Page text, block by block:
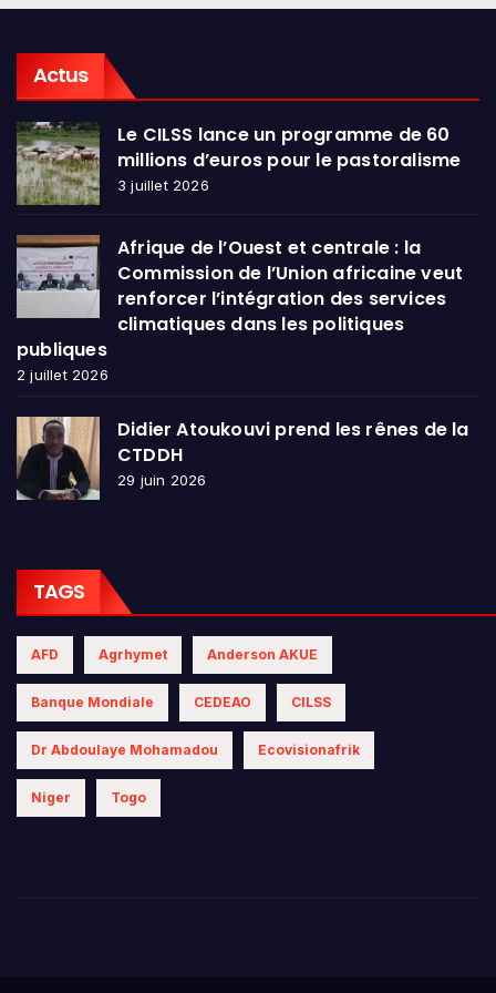
Actus
Le CILSS lance un programme de 60
millions d’euros pour le pastoralisme
3 juillet 2026
Afrique de l’Ouest et centrale : la
Commission de l’Union africaine veut
renforcer l’intégration des services
climatiques dans les politiques
publiques
2 juillet 2026
Didier Atoukouvi prend les rênes de la
CTDDH
29 juin 2026
TAGS
AFD Agrhymet Anderson AKUE
Banque Mondiale CEDEAO CILSS
Dr Abdoulaye Mohamadou Ecovisionafrik
Niger Togo